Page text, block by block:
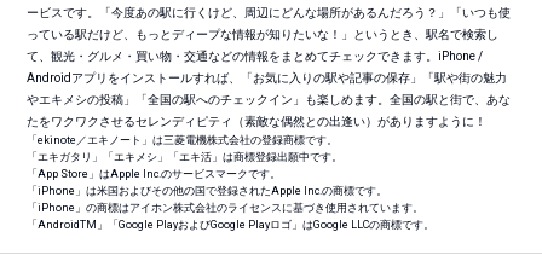
ービスです。「今度あの駅に行くけど、周辺にどんな場所があるんだろう？」「いつも使
っている駅だけど、もっとディープな情報が知りたいな！」というとき、駅名で検索し
て、観光・グルメ・買い物・交通などの情報をまとめてチェックできます。iPhone /
Androidアプリをインストールすれば、「お気に入りの駅や記事の保存」「駅や街の魅力
やエキメシの投稿」「全国の駅へのチェックイン」も楽しめます。全国の駅と街で、あな
たをワクワクさせるセレンディピティ（素敵な偶然との出逢い）がありますように！
「ekinote／エキノート」は三菱電機株式会社の登録商標です。
「エキガタリ」「エキメシ」「エキ活」は商標登録出願中です。
「App Store」はApple Inc.のサービスマークです。
「iPhone」は米国およびその他の国で登録されたApple Inc.の商標です。
「iPhone」の商標はアイホン株式会社のライセンスに基づき使用されています。
「AndroidTM 」「Google PlayおよびGoogle Playロゴ」はGoogle LLCの商標です。